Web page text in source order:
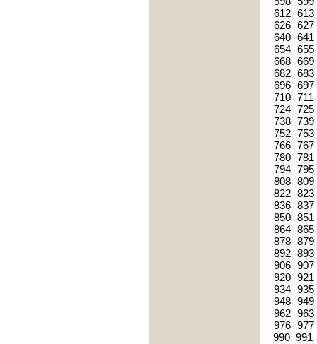
612 613
626 627
640 641
654 655
668 669
682 683
696 697
710 711
724 725
738 739
752 753
766 767
780 781
794 795
808 809
822 823
836 837
850 851
864 865
878 879
892 893
906 907
920 921
934 935
948 949
962 963
976 977
990 991